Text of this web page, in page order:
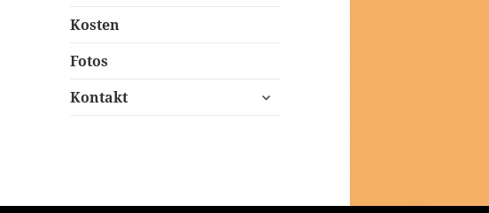
Kosten
Fotos
Kontakt
untermenü